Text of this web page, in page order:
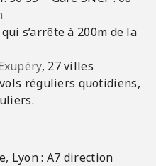
qui s’arrête à 200m de la
, 27 villes
réguliers quotidiens,
Lyon : A7 direction